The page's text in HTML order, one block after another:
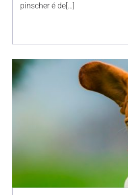
pinscher é de[…]